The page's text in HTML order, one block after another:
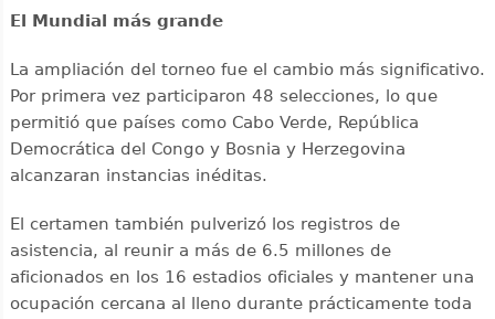
El Mundial más grande
La ampliación del torneo fue el cambio más significativo.
Por primera vez participaron 48 selecciones, lo que
permitió que países como Cabo Verde, República
Democrática del Congo y Bosnia y Herzegovina
alcanzaran instancias inéditas.
El certamen también pulverizó los registros de
asistencia, al reunir a más de 6.5 millones de
aficionados en los 16 estadios oficiales y mantener una
ocupación cercana al lleno durante prácticamente toda